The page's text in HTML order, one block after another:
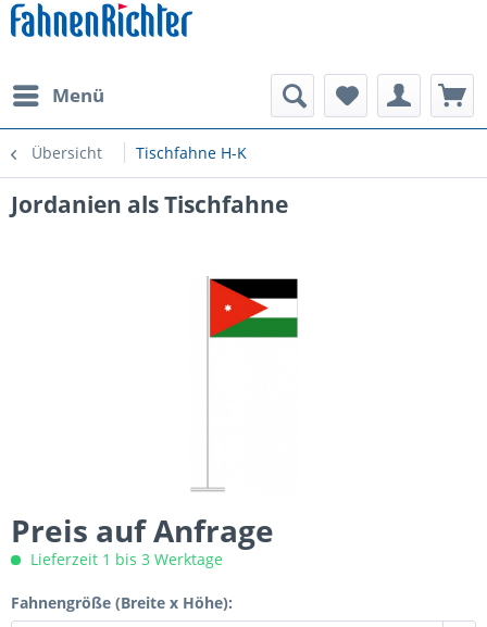
Menü
Übersicht Tischfahne H-K
Jordanien als Tischfahne
Preis auf Anfrage
Lieferzeit 1 bis 3 Werktage
Fahnengröße (Breite x Höhe):